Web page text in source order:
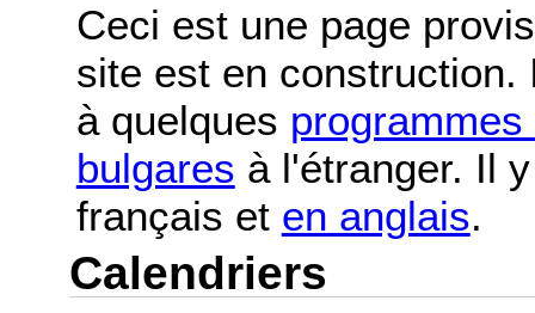
Ceci est une page
site est en
à quelques
bulgares à l'étranger. Il
français et en anglais.
Calendriers